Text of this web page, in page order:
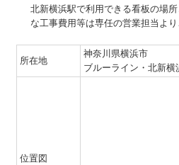
北新横浜駅で利用できる看板の場
な工事費用等は専任の営業担当より
所在地
神奈川県横浜市
ブルーライン・北新横
位置図